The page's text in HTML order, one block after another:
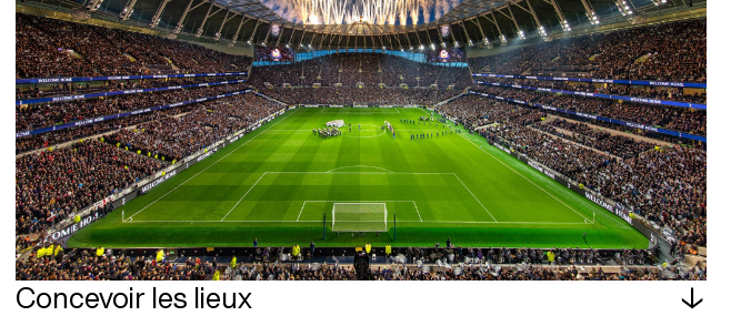
Concevoir les lieux